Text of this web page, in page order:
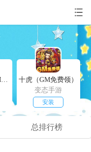
梦幻江湖（送GM特权）
十虎（GM免费领）
变态手游
安装
总排行榜